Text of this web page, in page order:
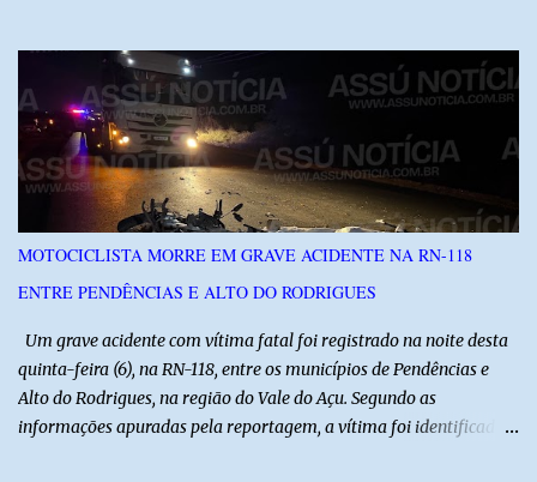
repórter Jalisson Ferreira apurou os fatos diretamente com as
equipes que atuaram na ocorrência e acompanhou o trabalho da
Polícia Militar, Polícia Civil e Polícia Científica. Segundo as
informações levantadas pela reportagem, o Serviço de
Atendimento Móvel de Urgência (SAMU) recebeu uma ligação de
uma mulher informando que havia sido baleada nas
buscas ao longo da RN-118, entre Itajá e São Rafael. Apesar das
após cerca de ...
MOTOCICLISTA MORRE EM GRAVE ACIDENTE NA RN-118
ENTRE PENDÊNCIAS E ALTO DO RODRIGUES
Um grave acidente com vítima fatal foi registrado na noite desta
quinta-feira (6), na RN-118, entre os municípios de Pendências e
Alto do Rodrigues, na região do Vale do Açu. Segundo as
informações apuradas pela reportagem, a vítima foi identificada